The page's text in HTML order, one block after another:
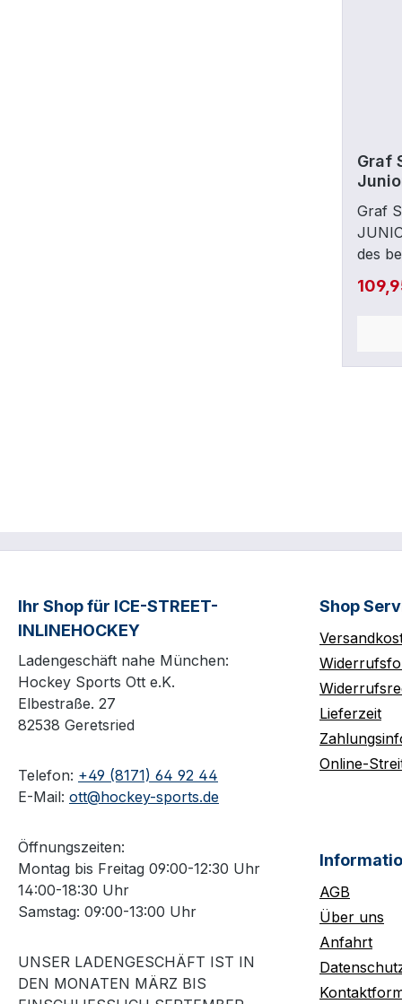
Graf
Graf
des
Ihr Shop für ICE-STREET-
INLINEHOCKEY
Ladengeschäft nahe München:
Hockey Sports Ott e.K.
Elbestraße. 27
82538 Geretsried
Telefon: +49 (8171) 64 92 44
E-Mail: ott@hockey-sports.de
Öffnungszeiten:
Montag bis Freitag 09:00-12:30 Uhr
14:00-18:30 Uhr
Samstag: 09:00-13:00 Uhr
UNSER LADENGESCHÄFT IST IN
DEN MONATEN MÄRZ BIS
Shop
Lieferzeit
Online-
AGB
Über uns
Anfahrt